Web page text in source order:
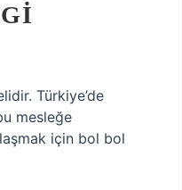
Türkiye’de
mesleğe
için bol bol